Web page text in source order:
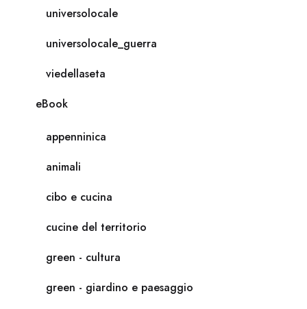
universolocale
universolocale_guerra
viedellaseta
eBook
appenninica
animali
cibo e cucina
cucine del territorio
green - cultura
green - giardino e paesaggio